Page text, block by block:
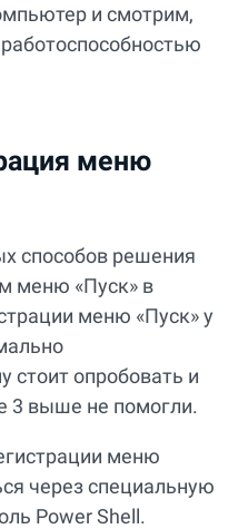
и смотрим,
меню
способов решения
меню «Пуск» в
меню «Пуск» у
стоит опробовать и
3 выше не помогли.
меню
через специальную
Power Shell.